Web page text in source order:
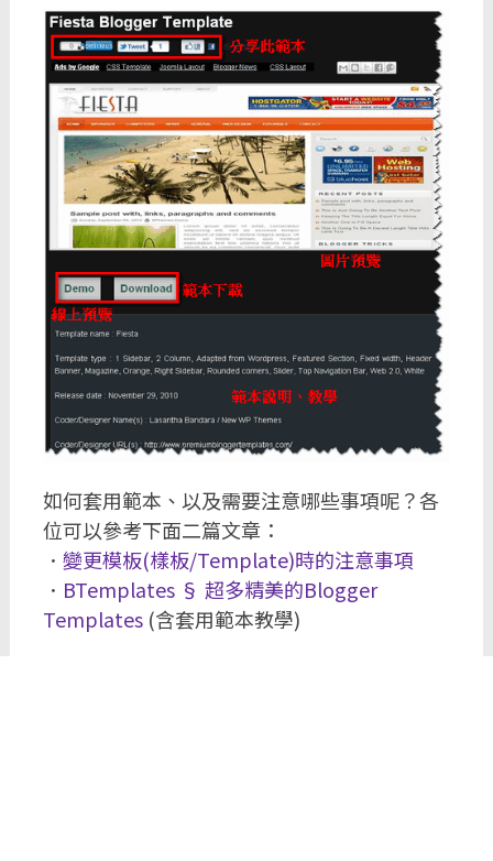
如何套用範本、以及需要注意哪些事項呢？各
位可以參考下面二篇文章：
． 變更模板(樣板/Template)時的注意事項
． BTemplates § 超多精美的Blogger
Templates(含套用範本教學)